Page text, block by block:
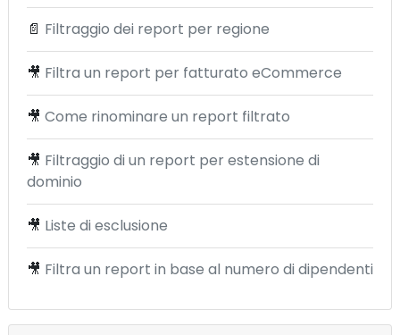
📄 Filtraggio dei report per regione
🎥 Filtra un report per fatturato eCommerce
🎥 Come rinominare un report filtrato
🎥 Filtraggio di un report per estensione di
dominio
🎥 Liste di esclusione
🎥 Filtra un report in base al numero di dipendenti